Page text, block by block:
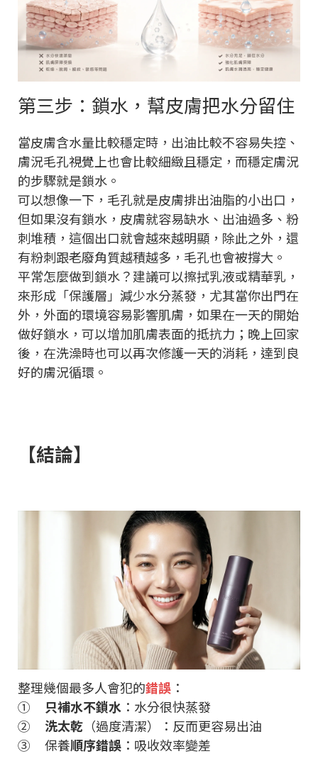
第三步：鎖水，幫皮膚把水分留住
當皮膚含水量比較穩定時，出油比較不容易失控、
膚況毛孔視覺上也會比較細緻且穩定，而穩定膚況
的步驟就是鎖水。
可以想像一下，毛孔就是皮膚排出油脂的小出口，
但如果沒有鎖水，皮膚就容易缺水、出油過多、粉
刺堆積，這個出口就會越來越明顯，除此之外，還
有粉刺跟老廢角質越積越多，毛孔也會被撐大。
平常怎麼做到鎖水？建議可以擦拭乳液或精華乳，
來形成「保護層」減少水分蒸發，尤其當你出門在
外，外面的環境容易影響肌膚，如果在一天的開始
做好鎖水，可以增加肌膚表面的抵抗力；晚上回家
後，在洗澡時也可以再次修護一天的消耗，達到良
好的膚況循環。
【結論】
整理幾個最多人會犯的錯誤 ：
① 只補水不鎖水 ：水分很快蒸發
② 洗太乾 （過度清潔）：反而更容易出油
③ 保養順序錯誤 ：吸收效率變差